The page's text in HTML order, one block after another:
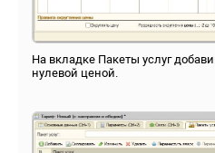
На вкладке Пакеты услуг
нулевой ценой.